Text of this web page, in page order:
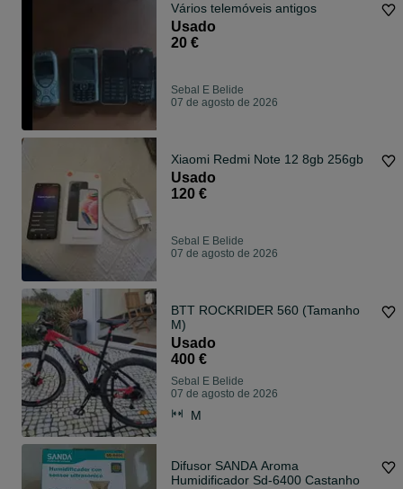
Vários telemóveis antigos
Usado
20 €
Sebal E Belide
07 de agosto de 2026
Xiaomi Redmi Note 12 8gb 256gb
Usado
120 €
Sebal E Belide
07 de agosto de 2026
BTT ROCKRIDER 560 (Tamanho
M)
Usado
400 €
Sebal E Belide
07 de agosto de 2026
M
Difusor SANDA Aroma
Humidificador Sd-6400 Castanho